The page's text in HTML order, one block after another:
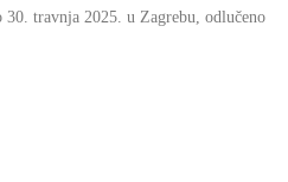
travnja 2025. u Zagrebu, odlučeno